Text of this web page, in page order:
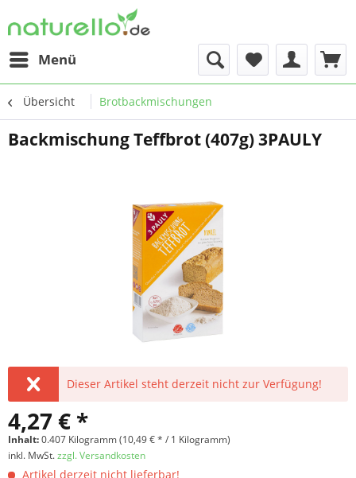
Menü
Übersicht Brotbackmischungen
Backmischung Teffbrot (407g) 3PAULY
Dieser Artikel steht derzeit nicht zur Verfügung!
4,27 € *
Inhalt:0.407 Kilogramm (10,49 € * / 1 Kilogramm)
inkl. MwSt.zzgl. Versandkosten
Artikel derzeit nicht lieferbar!